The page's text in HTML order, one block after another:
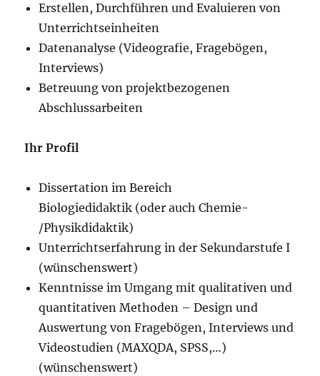
Erstellen, Durchführen und Evaluieren von
Unterrichtseinheiten
Datenanalyse (Videografie, Fragebögen,
Interviews)
Betreuung von projektbezogenen
Abschlussarbeiten
Ihr Profil
Dissertation im Bereich
Biologiedidaktik (oder auch Chemie-
/Physikdidaktik)
Unterrichtserfahrung in der Sekundarstufe I
(wünschenswert)
Kenntnisse im Umgang mit qualitativen und
quantitativen Methoden – Design und
Auswertung von Fragebögen, Interviews und
Videostudien (MAXQDA, SPSS,…)
(wünschenswert)